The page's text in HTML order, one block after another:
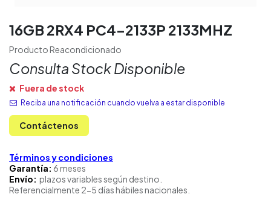
16GB 2RX4 PC4-2133P 2133MHZ
Producto Reacondicionado
Consulta Stock Disponible
Fuera de stock
Reciba una notificación cuando vuelva a estar disponible
Contáctenos
Términos y condiciones
Garantía: 6 meses
Envío: plazos variables según destino.
Referencialmente 2-5 días hábiles nacionales.